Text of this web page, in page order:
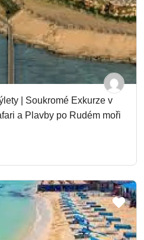
| Soukromé Exkurze v
a Plavby po Rudém moři